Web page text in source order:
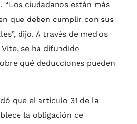
“Los ciudadanos están más
que deben cumplir con sus
dijo. A través de medios
se ha difundido
qué deducciones pueden
que el artículo 31 de la
la obligación de